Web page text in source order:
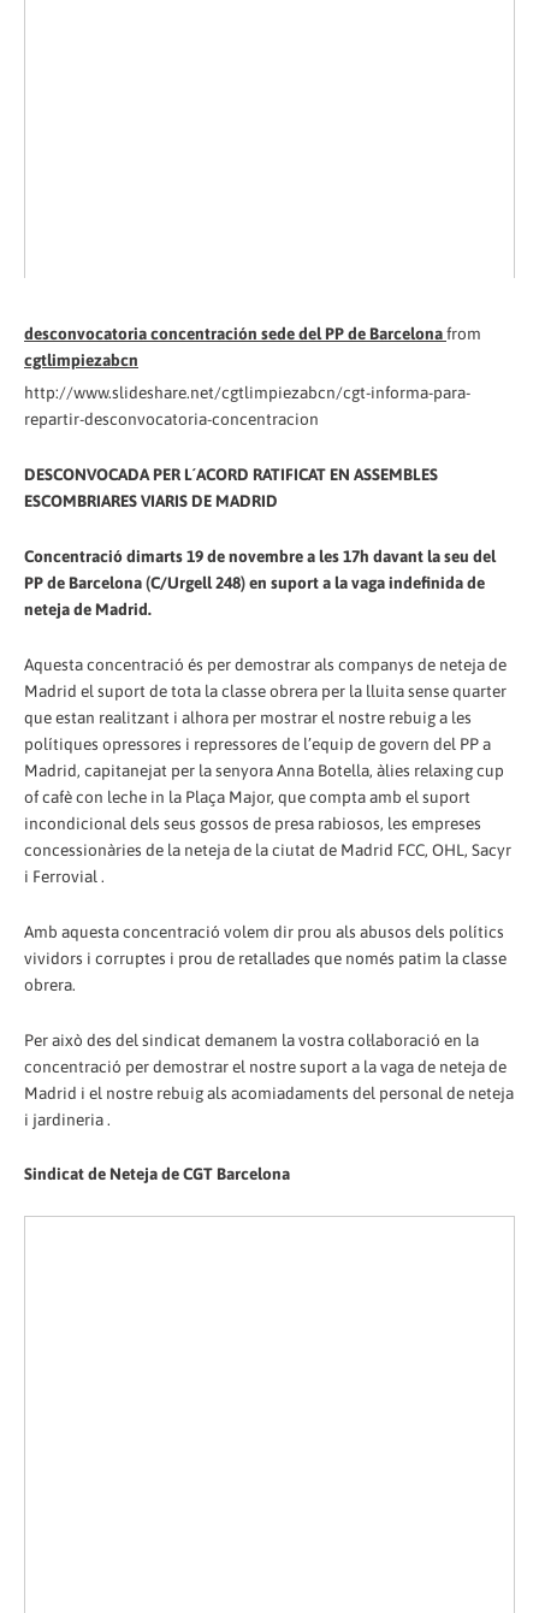
desconvocatoria concentración sede del PP de Barcelonafrom
cgtlimpiezabcn
http://www.slideshare.net/cgtlimpiezabcn/cgt-informa-para-
repartir-desconvocatoria-concentracion
DESCONVOCADA PER L´ACORD RATIFICAT EN ASSEMBLES
ESCOMBRIARES VIARIS DE MADRID
Concentració dimarts 19 de novembre a les 17h davant la seu del
PP de Barcelona (C/Urgell 248) en suport a la vaga indefinida de
neteja de Madrid.
Aquesta concentració és per demostrar als companys de neteja de
Madrid el suport de tota la classe obrera per la lluita sense quarter
que estan realitzant i alhora per mostrar el nostre rebuig a les
polítiques opressores i repressores de l’equip de govern del PP a
Madrid, capitanejat per la senyora Anna Botella, àlies relaxing cup
of cafè con leche in la Plaça Major, que compta amb el suport
incondicional dels seus gossos de presa rabiosos, les empreses
concessionàries de la neteja de la ciutat de Madrid FCC, OHL, Sacyr
i Ferrovial .
Amb aquesta concentració volem dir prou als abusos dels polítics
vividors i corruptes i prou de retallades que només patim la classe
obrera.
Per això des del sindicat demanem la vostra col·laboració en la
concentració per demostrar el nostre suport a la vaga de neteja de
Madrid i el nostre rebuig als acomiadaments del personal de neteja
i jardineria .
Sindicat de Neteja de CGT Barcelona